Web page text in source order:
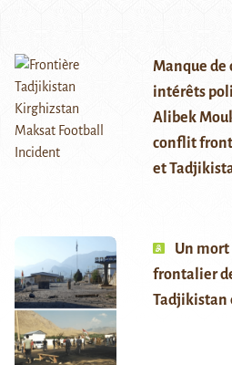
Manque
intérêts
Alibek
conflit
et
Un mort
frontalier
Tadjikistan